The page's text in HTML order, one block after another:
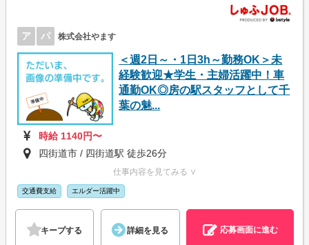
ア パ 株式会社やます
＜週2日～・1日3h～勤務OK＞未
経験歓迎★学生・主婦活躍中！車
通勤OK◎房の駅スタッフとして千
葉の魅...
時給 1140円〜
四街道市 / 四街道駅 徒歩26分
仕事内容を見てみる ∨
交通費支給 エルダー活躍中
キープする 詳細を見る 応募画面に進む